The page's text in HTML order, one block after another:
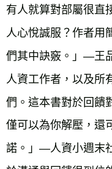
有人就算對部屬很直
人心悅誠服？作者用
們其中訣竅。」—王
人資工作者，以及所
們。這本書對於回饋
僅可以為你解壓，還
諾。」—人資小週末